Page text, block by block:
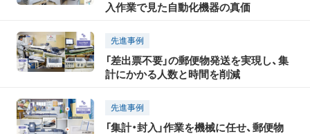
入作業で見た自動化機器の真価
先進事例
「差出票不要」の郵便物発送を実現し、集
計にかかる人数と時間を削減
先進事例
「集計・封入」作業を機械に任せ、郵便物